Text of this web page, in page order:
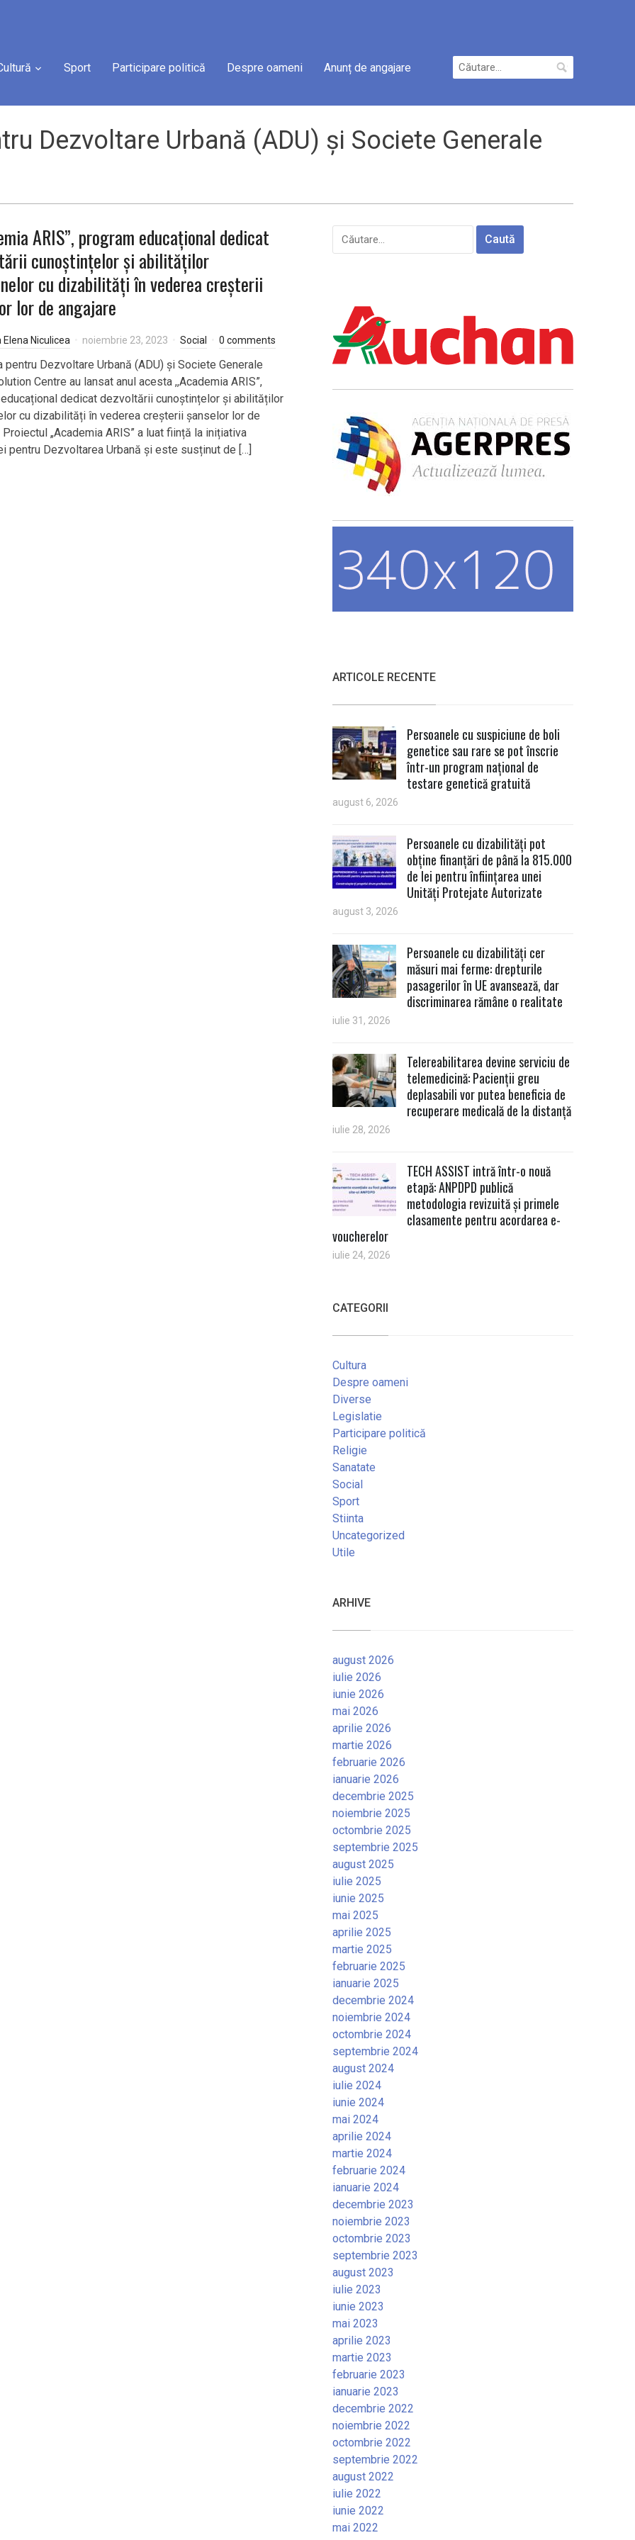
Sport Participare politică Despre oameni Anunț de angajare
Caută
după:
Dezvoltare Urbană (ADU) și Societe Generale
ARIS”, program educațional dedicat
cunoștințelor și abilităților
cu dizabilități în vederea creșterii
lor de angajare
Elena Niculicea noiembrie 23, 2023 Social 0 comments
pentru Dezvoltare Urbană (ADU) și Societe Generale
Centre au lansat anul acesta ,,Academia ARIS”,
dedicat dezvoltării cunoștințelor și abilităților
cu dizabilități în vederea creșterii șanselor lor de
Proiectul „Academia ARIS” a luat ființă la inițiativa
pentru Dezvoltarea Urbană și este susținut de […]
Caută
după:
ARTICOLE RECENTE
Persoanele cu suspiciune de boli
genetice sau rare se pot înscrie
într-un program național de
testare genetică gratuită
august 6, 2026
Persoanele cu dizabilități pot
obține finanțări de până la 815.000
de lei pentru înființarea unei
Unități Protejate Autorizate
august 3, 2026
Persoanele cu dizabilități cer
măsuri mai ferme: drepturile
pasagerilor în UE avansează, dar
discriminarea rămâne o realitate
iulie 31, 2026
Telereabilitarea devine serviciu de
telemedicină: Pacienții greu
deplasabili vor putea beneficia de
recuperare medicală de la distanță
iulie 28, 2026
TECH ASSIST intră într-o nouă
etapă: ANPDPD publică
metodologia revizuită și primele
clasamente pentru acordarea e-
voucherelor
iulie 24, 2026
CATEGORII
Cultura
Despre oameni
Diverse
Legislatie
Participare politică
Religie
Sanatate
Social
Sport
Stiinta
Uncategorized
Utile
ARHIVE
august 2026
iulie 2026
iunie 2026
mai 2026
aprilie 2026
martie 2026
februarie 2026
ianuarie 2026
decembrie 2025
noiembrie 2025
octombrie 2025
septembrie 2025
august 2025
iulie 2025
iunie 2025
mai 2025
aprilie 2025
martie 2025
februarie 2025
ianuarie 2025
decembrie 2024
noiembrie 2024
octombrie 2024
septembrie 2024
august 2024
iulie 2024
iunie 2024
mai 2024
aprilie 2024
martie 2024
februarie 2024
ianuarie 2024
decembrie 2023
noiembrie 2023
octombrie 2023
septembrie 2023
august 2023
iulie 2023
iunie 2023
mai 2023
aprilie 2023
martie 2023
februarie 2023
ianuarie 2023
decembrie 2022
noiembrie 2022
octombrie 2022
septembrie 2022
august 2022
iulie 2022
iunie 2022
mai 2022